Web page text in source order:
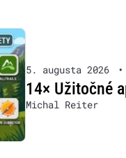
5. augusta 2026 •
14× Užitočné
Michal Reiter